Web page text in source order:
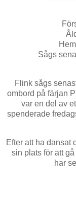
Sågs
Flink sågs
ombord på färjan
var en del av
spenderade
Efter att ha dansat
sin plats för att
har